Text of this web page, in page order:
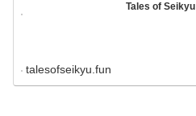
Tales of Seikyu
talesofseikyu.fun